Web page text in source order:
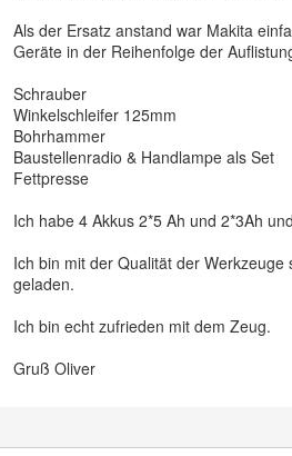
Als der Ersatz anstand war Makita
Geräte in der Reihenfolge der
Schrauber
Winkelschleifer 125mm
Bohrhammer
Baustellenradio & Handlampe als Set
Fettpresse
Ich habe 4 Akkus 2*5 Ah und 2*3Ah
Ich bin mit der Qualität der
geladen.
Ich bin echt zufrieden mit dem Zeug.
Gruß Oliver